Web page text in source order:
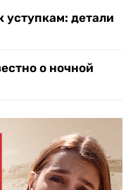
детали
о ночной